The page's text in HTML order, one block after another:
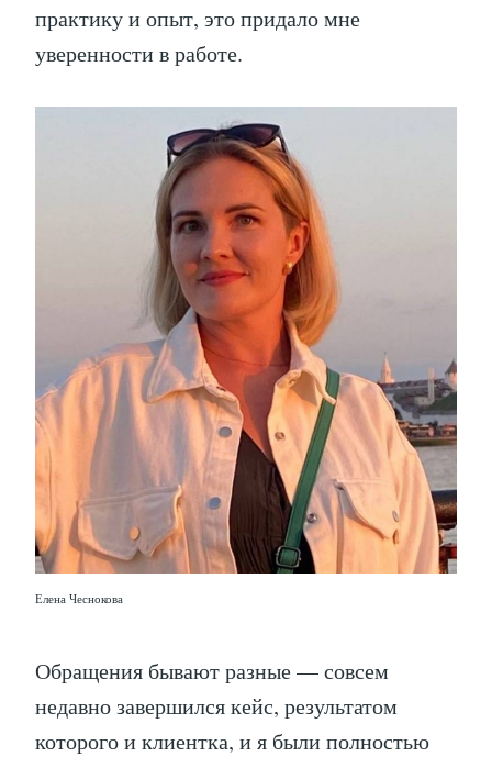
практику и опыт, это придало мне
уверенности в работе.
Елена Чеснокова
Обращения бывают разные — совсем
недавно завершился кейс, результатом
которого и клиентка, и я были полностью